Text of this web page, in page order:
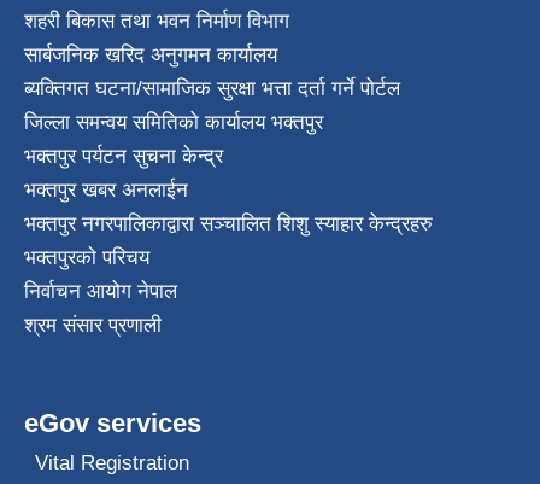
शहरी बिकास तथा भवन निर्माण विभाग
सार्बजनिक खरिद अनुगमन कार्यालय
ब्यक्तिगत घटना/सामाजिक सुरक्षा भत्ता दर्ता गर्ने पोर्टल
जिल्ला समन्वय समितिको कार्यालय भक्तपुर
भक्तपुर पर्यटन सुचना केन्द्र
भक्तपुर खबर अनलाईन
भक्तपुर नगरपालिकाद्वारा सञ्चालित शिशु स्याहार केन्द्रहरु
भक्तपुरकाे परिचय
निर्वाचन आयोग नेपाल
श्रम संसार प्रणाली
eGov services
Vital Registration